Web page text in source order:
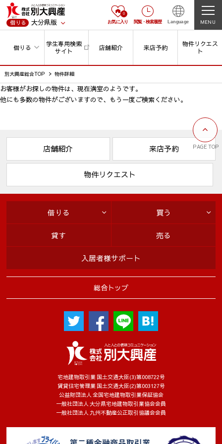
借りる 大分県版
0
お気に入り 閲覧・ 検索履歴 Language MENU
借りる
学生専用検索
サイト
店舗紹介 来店予約
物件リクエス
ト
別大興産総合TOP 物件詳細
お客様がお探しの物件は、現在満室のようです。
他にも多数の物件がございますので、 もう一度ご検索ください。
PAGE TOP
店舗紹介 来店予約
物件リクエスト
宅地建物取引業 国土交通大臣(3)第008722号
賃貸住宅管理業 国土交通大臣(2)第003127号
公益財団法人 全国宅地建物取引業保証協会
一般社団法人 大分県宅地建物取引業協会会員
一般社団法人 九州不動産公正取引協議会会員
総合トップ
借りる 買う
貸す 売る
入居者様サポート